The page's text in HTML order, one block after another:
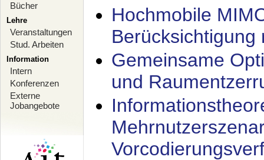
Bücher
Lehre
Veranstaltungen
Stud. Arbeiten
Information
Intern
Konferenzen
Externe
Jobangebote
Hochmobile
Berücksichtigung
Gemeinsame
und